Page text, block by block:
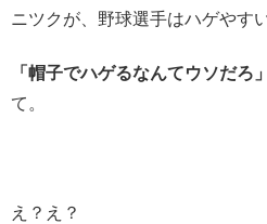
ニツクが、野球選手はハゲやす
「帽子でハゲるなんてウソだろ」
て。
え？え？